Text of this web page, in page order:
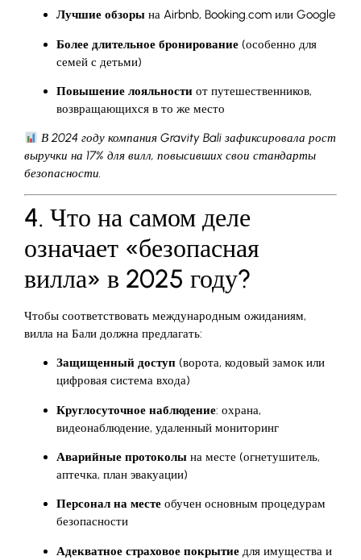
Лучшие обзоры на Airbnb, Booking.com или Google
Более длительное бронирование (особенно для
семей с детьми)
Повышение лояльности от путешественников,
возвращающихся в то же место
В 2024 году компания Gravity Bali зафиксировала рост
выручки на 17% для вилл, повысивших свои стандарты
безопасности.
4. Что на самом деле
означает «безопасная
вилла» в 2025 году?
Чтобы соответствовать международным ожиданиям,
вилла на Бали должна предлагать:
Защищенный доступ (ворота, кодовый замок или
цифровая система входа)
Круглосуточное наблюдение: охрана,
видеонаблюдение, удаленный мониторинг
Аварийные протоколы на месте (огнетушитель,
аптечка, план эвакуации)
Персонал на месте обучен основным процедурам
безопасности
Адекватное страховое покрытие для имущества и